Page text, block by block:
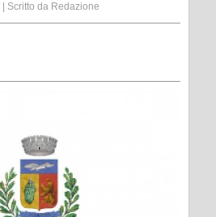
Scritto da Redazione